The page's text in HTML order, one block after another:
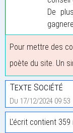
De
Pour mettre des
poète du site. Un
Texte Société
Du 17/12/2024 09:53
L'écrit contient